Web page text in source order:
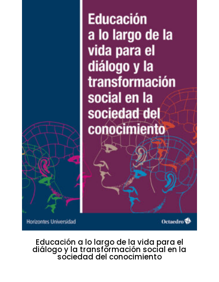
Educación a lo largo de la vida para el
diálogo y la transformación social en la
sociedad del conocimiento